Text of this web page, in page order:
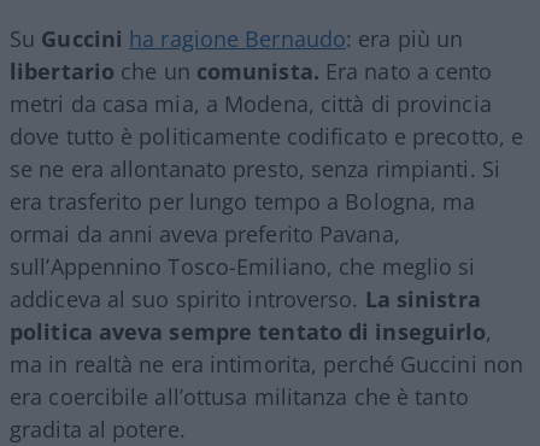
Su Guccini ha ragione Bernaudo: era più un
libertario che un comunista. Era nato a cento
metri da casa mia, a Modena, città di provincia
dove tutto è politicamente codificato e precotto, e
se ne era allontanato presto, senza rimpianti. Si
era trasferito per lungo tempo a Bologna, ma
ormai da anni aveva preferito Pavana,
sull’Appennino Tosco-Emiliano, che meglio si
addiceva al suo spirito introverso. La sinistra
politica aveva sempre tentato di inseguirlo,
ma in realtà ne era intimorita, perché Guccini non
era coercibile all’ottusa militanza che è tanto
gradita al potere.